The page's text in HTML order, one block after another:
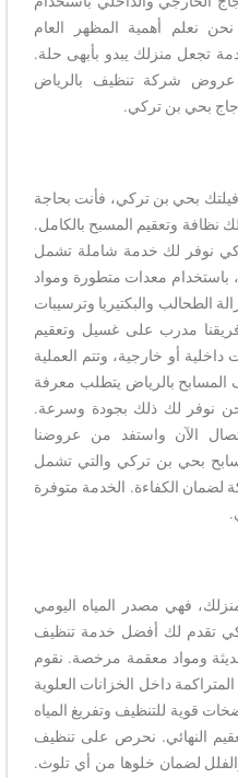
نعلم أهمية المظهر العام
تجعل منزلك يبدو بأبهى حلة.
شركة تنظيف بالرياض
بحي بن تركي.
بحي بن تركي، فأنت بحاجة
وتعقيم المسبح بالكامل.
نوفر لك خدمة شاملة تشمل
باستخدام معدات متطورة ومواد
الطحالب والبكتيريا وترسيبات
مدرب على غسيل وتعقيم
أو خارجية، وتتم العملية
بالرياض يتطلب معرفة
نوفر لك ذلك بجودة وسرعة.
الآن واستفد من عروضنا
بحي بن تركي والتي تشمل
الكفاءة. الخدمة متوفرة
فهي مصدر المياه اليومي
تقدم لك أفضل خدمة تنظيف
ومواد معقمة مرخصة. نقوم
داخل الخزانات العلوية
قوية للتنظيف وتفريغ المياه
النهائي. نحرص على تنظيف
لضمان خلوها من أي تلوث.